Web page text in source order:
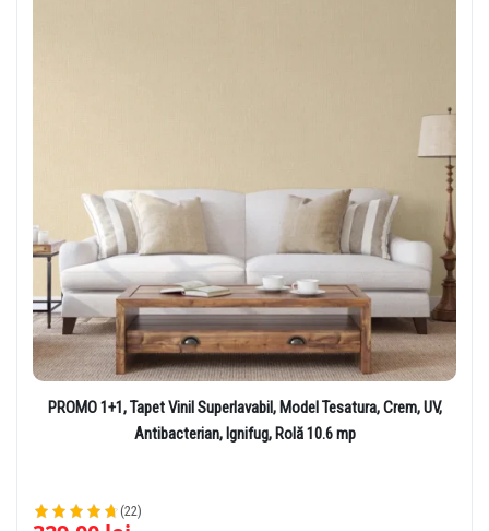
PROMO 1+1, Tapet Vinil Superlavabil, Model Tesatura, Crem, UV,
Antibacterian, Ignifug, Rolă 10.6 mp
(22)